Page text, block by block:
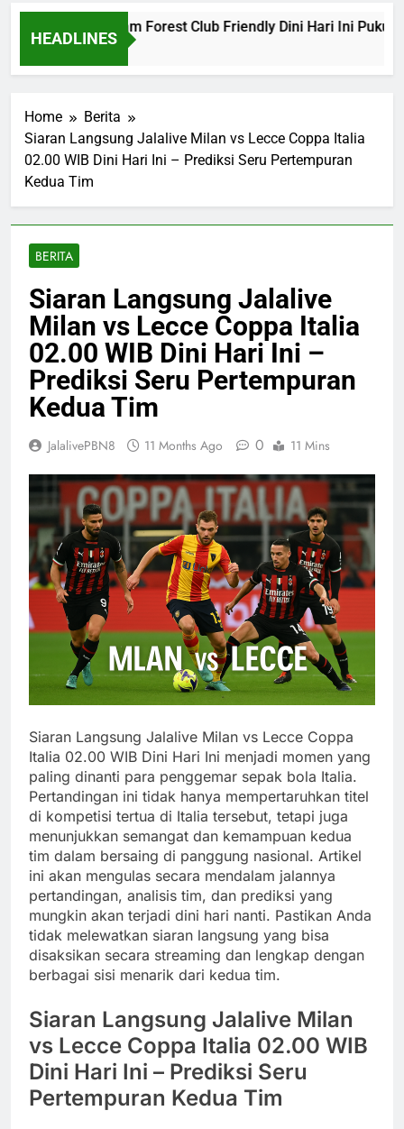
HEADLINES
vs Nottingham Forest Club Friendly Dini Hari Ini Pukul
Home
Berita
Siaran Langsung Jalalive Milan vs Lecce Coppa Italia
02.00 WIB Dini Hari Ini – Prediksi Seru Pertempuran
Kedua Tim
BERITA
Siaran Langsung Jalalive
Milan vs Lecce Coppa Italia
02.00 WIB Dini Hari Ini –
Prediksi Seru Pertempuran
Kedua Tim
JalalivePBN8 11 Months Ago 0 11 Mins
Siaran Langsung Jalalive Milan vs Lecce Coppa
Italia 02.00 WIB Dini Hari Ini menjadi momen yang
paling dinanti para penggemar sepak bola Italia.
Pertandingan ini tidak hanya mempertaruhkan titel
di kompetisi tertua di Italia tersebut, tetapi juga
menunjukkan semangat dan kemampuan kedua
tim dalam bersaing di panggung nasional. Artikel
ini akan mengulas secara mendalam jalannya
pertandingan, analisis tim, dan prediksi yang
mungkin akan terjadi dini hari nanti. Pastikan Anda
tidak melewatkan siaran langsung yang bisa
disaksikan secara streaming dan lengkap dengan
berbagai sisi menarik dari kedua tim.
Siaran Langsung Jalalive Milan
vs Lecce Coppa Italia 02.00 WIB
Dini Hari Ini – Prediksi Seru
Pertempuran Kedua Tim